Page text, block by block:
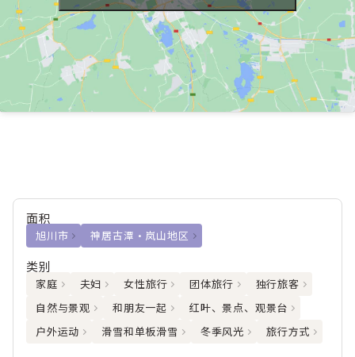
面积
旭川市 神居古潭・岚山地区
类别
家庭 夫妇 女性旅行 团体旅行
独行旅客
自然与景观
和朋友一起
红叶、景点、观景台
户外运动
滑雪和单板滑雪 冬季风光 旅行方式